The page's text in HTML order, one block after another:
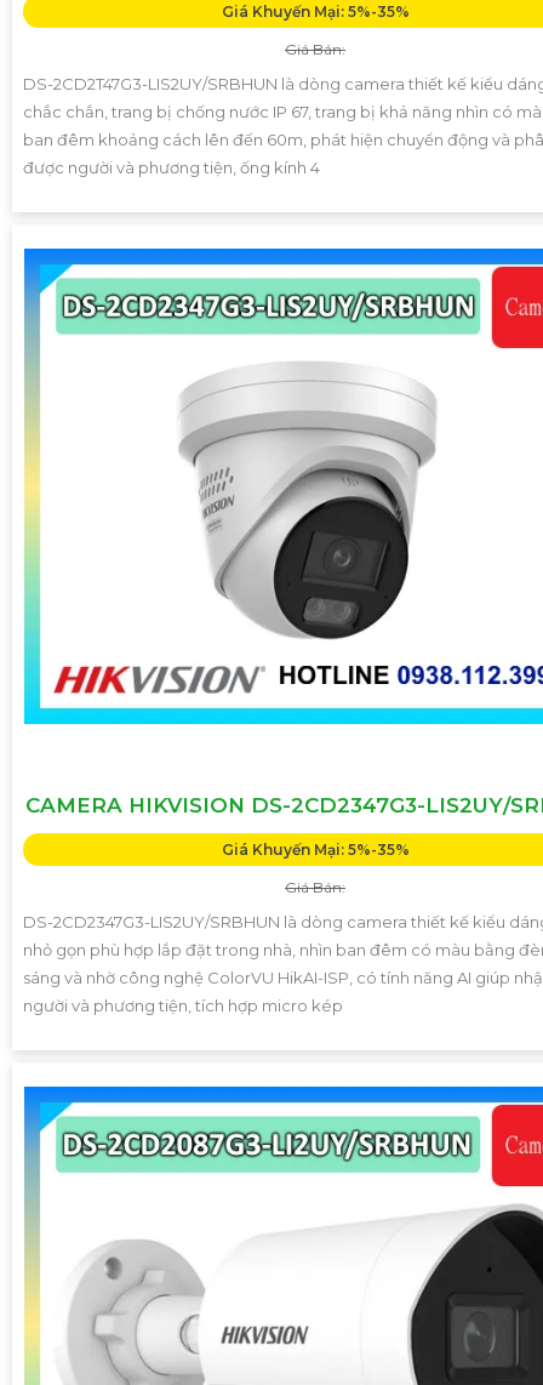
Giá Khuyến Mại: 5%-35%
Giá Bán:
DS-2CD2T47G3-LIS2UY/SRBHUN là dòng camera thiết kế kiểu
chắc chắn, trang bị chống nước IP 67, trang bị khả năng nhìn có
ban đêm khoảng cách lên đến 60m, phát hiện chuyển động và
được người và phương tiện, ống kính 4
CAMERA HIKVISION DS-2CD2347G3-LIS2UY/
Giá Khuyến Mại: 5%-35%
Giá Bán:
DS-2CD2347G3-LIS2UY/SRBHUN là dòng camera thiết kế kiểu
nhỏ gọn phù hợp lắp đặt trong nhà, nhìn ban đêm có màu bằng
sáng và nhờ công nghệ ColorVU HikAI-ISP, có tính năng AI giúp
người và phương tiện, tích hợp micro kép